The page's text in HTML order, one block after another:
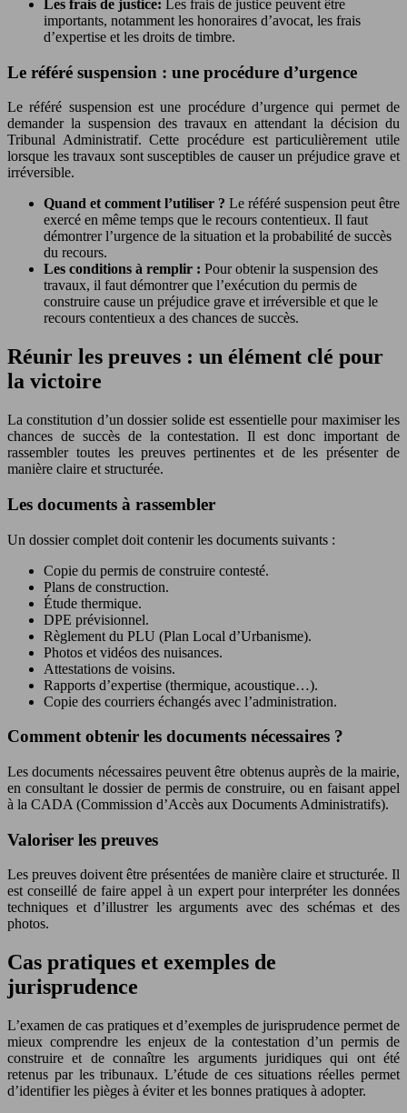
Les frais de justice:
Les frais de justice peuvent être
importants, notamment les honoraires d’avocat, les frais
d’expertise et les droits de timbre.
Le référé suspension : une procédure d’urgence
Le référé suspension est une procédure d’urgence qui permet de
demander la suspension des travaux en attendant la décision du
Tribunal Administratif. Cette procédure est particulièrement utile
lorsque les travaux sont susceptibles de causer un préjudice grave et
irréversible.
Quand et comment l’utiliser ? Le référé suspension peut être
exercé en même temps que le recours contentieux. Il faut
démontrer l’urgence de la situation et la probabilité de succès
du recours.
Les conditions à remplir : Pour obtenir la suspension des
travaux, il faut démontrer que l’exécution du permis de
construire cause un préjudice grave et irréversible et que le
recours contentieux a des chances de succès.
Réunir les preuves : un élément clé pour
la victoire
La constitution d’un dossier solide est essentielle pour maximiser les
chances de succès de la contestation. Il est donc important de
rassembler toutes les preuves pertinentes et de les présenter de
manière claire et structurée.
Les documents à rassembler
Un dossier complet doit contenir les documents suivants :
Copie du permis de construire contesté.
Plans de construction.
Étude thermique.
DPE prévisionnel.
Règlement du PLU (Plan Local d’Urbanisme).
Photos et vidéos des nuisances.
Attestations de voisins.
Rapports d’expertise (thermique, acoustique…).
Copie des courriers échangés avec l’administration.
Comment obtenir les documents nécessaires ?
Les documents nécessaires peuvent être obtenus auprès de la mairie,
en consultant le dossier de permis de construire, ou en faisant appel
à la CADA (Commission d’Accès aux Documents Administratifs).
Valoriser les preuves
Les preuves doivent être présentées de manière claire et structurée. Il
est conseillé de faire appel à un expert pour interpréter les données
techniques et d’illustrer les arguments avec des schémas et des
photos.
Cas pratiques et exemples de
jurisprudence
L’examen de cas pratiques et d’exemples de jurisprudence permet de
mieux comprendre les enjeux de la contestation d’un permis de
construire et de connaître les arguments juridiques qui ont été
retenus par les tribunaux. L’étude de ces situations réelles permet
d’identifier les pièges à éviter et les bonnes pratiques à adopter.